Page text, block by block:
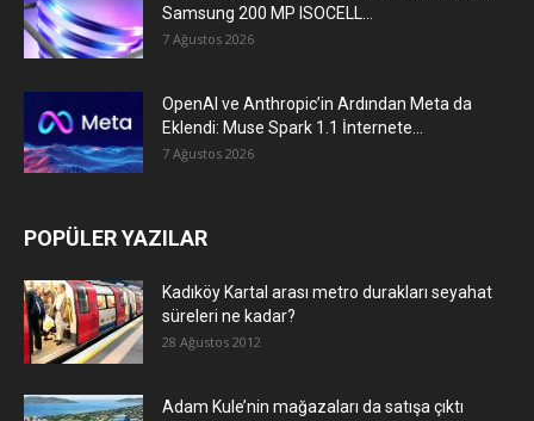
Samsung 200 MP ISOCELL...
7 Ağustos 2026
OpenAI ve Anthropic’in Ardından Meta da
Eklendi: Muse Spark 1.1 İnternete...
7 Ağustos 2026
POPÜLER YAZILAR
Kadıköy Kartal arası metro durakları seyahat
süreleri ne kadar?
28 Ağustos 2012
Adam Kule’nin mağazaları da satışa çıktı